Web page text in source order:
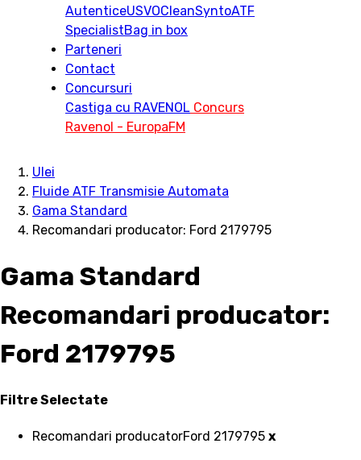
AutenticeUSVOCleanSyntoATF
SpecialistBag in box
Parteneri
Contact
Concursuri
Castiga cu RAVENOL Concurs
Ravenol - EuropaFM
Ulei
Fluide ATF Transmisie Automata
Gama Standard
Recomandari producator: Ford 2179795
Gama Standard
Recomandari producator:
Ford 2179795
Filtre Selectate
Recomandari producatorFord 2179795 x